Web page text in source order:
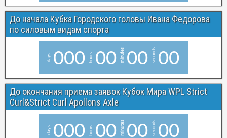
До начала Кубка Городского головы Ивана Федорова
по силовым видам спорта
days 000 hours 00 minutes 00 seconds 00
До окончания приема заявок Кубок Мира WPL Strict
Curl&Strict Curl Apollons Axle
days 000 hours 00 minutes 00 seconds 00